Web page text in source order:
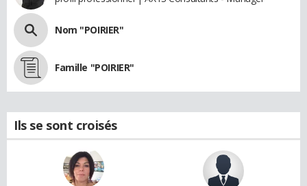
Nom "POIRIER"
Famille "POIRIER"
Ils se sont croisés